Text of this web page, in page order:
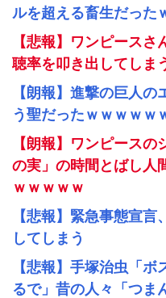
ルを超える畜生だった
【悲報】ワンピース
聴率を叩き出してしま
【朗報】進撃の巨人
う聖だったｗｗｗｗｗ
【朗報】ワンピース
の実」の時間とばし人
ｗｗｗｗｗ
【悲報】緊急事態宣言
してしまう
【悲報】手塚治虫「
るで」昔の人々「つま